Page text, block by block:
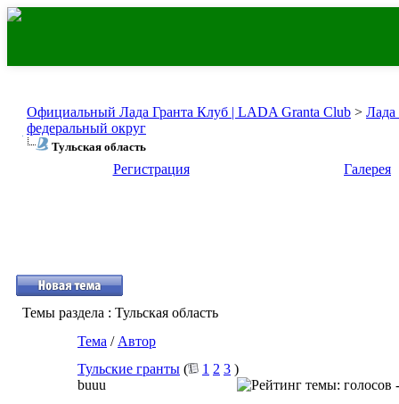
Официальный Лада Гранта Клуб | LADA Granta Club > Лада
федеральный округ
Тульская область
Регистрация Галерея
Темы раздела : Тульская область
Тема / Автор
Тульские гранты ( 1 2 3 )
buuu